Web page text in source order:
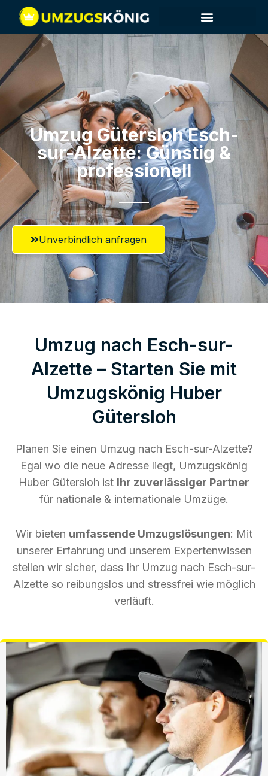
Umzug Gütersloh​ Esch-
sur-Alzette: Günstig &
professionell​
Unverbindlich anfragen
Umzug nach Esch-sur-
Alzette – Starten Sie mit
Umzugskönig Huber
Gütersloh
Planen Sie einen Umzug nach Esch-sur-Alzette?
Egal wo die neue Adresse liegt, Umzugskönig
Huber Gütersloh ist Ihr zuverlässiger Partner
für nationale & internationale Umzüge.
Wir bieten umfassende Umzugslösungen: Mit
unserer Erfahrung und unserem Expertenwissen
stellen wir sicher, dass Ihr Umzug nach Esch-sur-
Alzette so reibungslos und stressfrei wie möglich
verläuft.